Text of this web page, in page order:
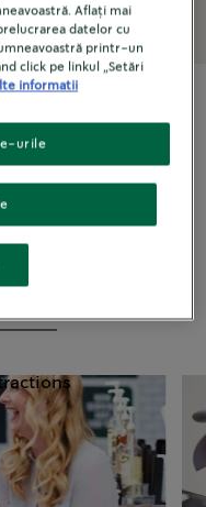
aeriene
Aflați mai
datelor cu
printr-un
click pe linkul „Setări
informatii
urile